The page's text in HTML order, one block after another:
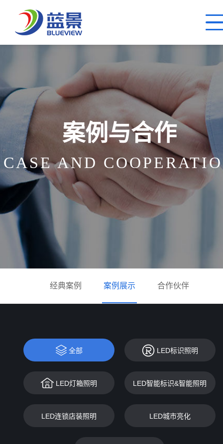
案例与合作
CASE AND
经典案例 案例展示 合作伙伴
全部 LED标识照明
LED灯箱照明 LED智能标识&智能照明
LED连锁店装照明 LED城市亮化